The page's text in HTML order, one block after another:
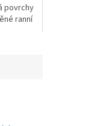
povrchy
ranní